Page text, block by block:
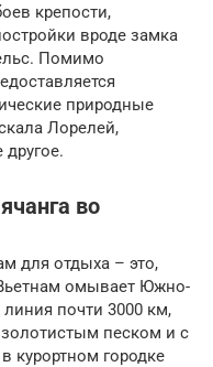
крепости,
вроде замка
Помимо
природные
Лорелей,
во
для отдыха – это,
омывает Южно-
почти 3000 км,
песком и с
курортном городке